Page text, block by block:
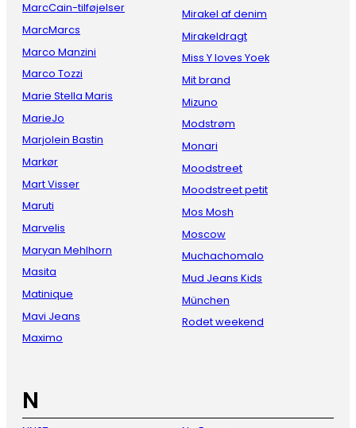
MarcCain-tilføjelser
MarcMarcs
Marco Manzini
Marco Tozzi
Marie Stella Maris
MarieJo
Marjolein Bastin
Markør
Mart Visser
Maruti
Marvelis
Maryan Mehlhorn
Masita
Matinique
Mavi Jeans
Maximo
Mirakel af denim
Mirakeldragt
Miss Y loves Yoek
Mit brand
Mizuno
Modstrøm
Monari
Moodstreet
Moodstreet petit
Mos Mosh
Moscow
Muchachomalo
Mud Jeans Kids
München
Rodet weekend
N